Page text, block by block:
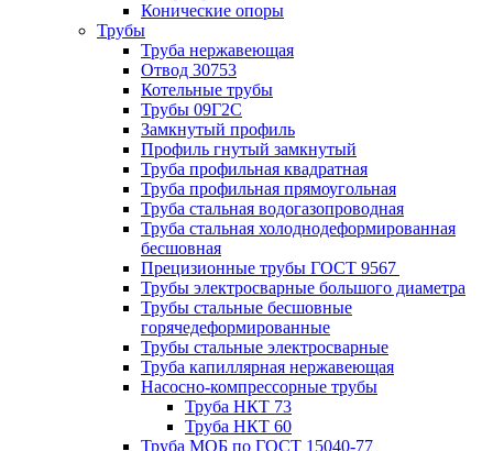
Конические опоры
Трубы
Труба нержавеющая
Отвод 30753
Котельные трубы
Трубы 09Г2С
Замкнутый профиль
Профиль гнутый замкнутый
Труба профильная квадратная
Труба профильная прямоугольная
Труба стальная водогазопроводная
Труба стальная холоднодеформированная
бесшовная
Прецизионные трубы ГОСТ 9567
Трубы электросварные большого диаметра
Трубы стальные бесшовные
горячедеформированные
Трубы стальные электросварные
Труба капиллярная нержавеющая
Насосно-компрессорные трубы
Труба НКТ 73
Труба НКТ 60
Труба МОБ по ГОСТ 15040-77